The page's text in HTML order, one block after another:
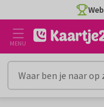
naar
inhoud
MENU